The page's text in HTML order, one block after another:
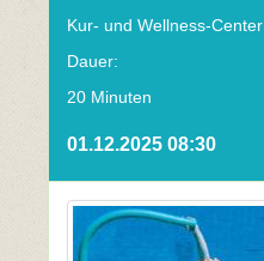
Kur- und Wellness-Center
Dauer:
20 Minuten
01.12.2025 08:30